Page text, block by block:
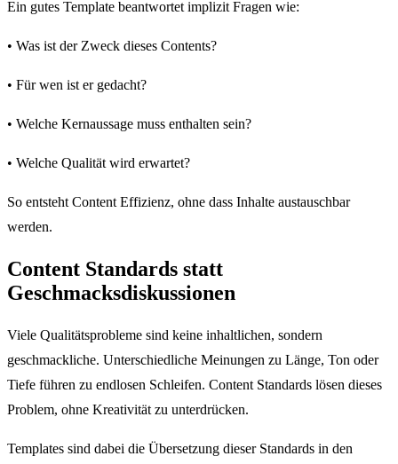
Ein gutes Template beantwortet implizit Fragen wie:
• Was ist der Zweck dieses Contents?
• Für wen ist er gedacht?
• Welche Kernaussage muss enthalten sein?
• Welche Qualität wird erwartet?
So entsteht Content Effizienz, ohne dass Inhalte austauschbar
werden.
Content Standards statt
Geschmacksdiskussionen
Viele Qualitätsprobleme sind keine inhaltlichen, sondern
geschmackliche. Unterschiedliche Meinungen zu Länge, Ton oder
Tiefe führen zu endlosen Schleifen. Content Standards lösen dieses
Problem, ohne Kreativität zu unterdrücken.
Templates sind dabei die Übersetzung dieser Standards in den